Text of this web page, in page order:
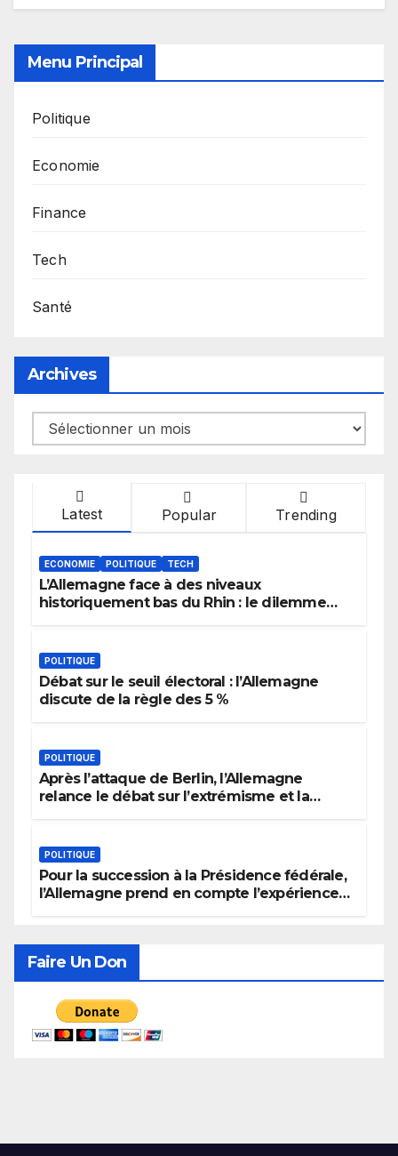
Menu Principal
Politique
Economie
Finance
Tech
Santé
Archives
Archives
Latest Popular Trending
ECONOMIE POLITIQUE TECH
L’Allemagne face à des niveaux
historiquement bas du Rhin : le dilemme
POLITIQUE
Débat sur le seuil électoral : l’Allemagne
discute de la règle des 5 %
POLITIQUE
Après l’attaque de Berlin, l’Allemagne
relance le débat sur l’extrémisme et la
POLITIQUE
Pour la succession à la Présidence fédérale,
l’Allemagne prend en compte l’expérience
Faire Un Don